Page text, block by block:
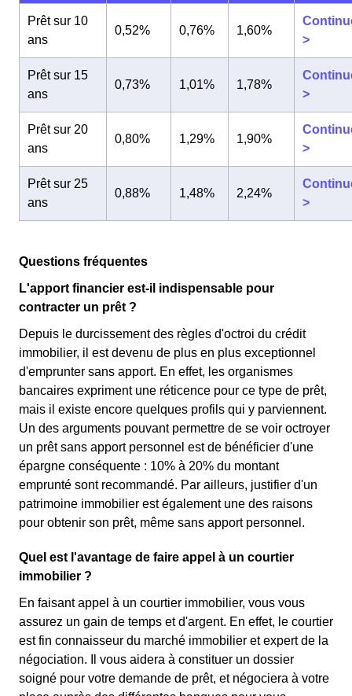
Prêt sur 10
ans
0,52% 0,76% 1,60%
>
Prêt sur 15
ans
0,73% 1,01% 1,78%
>
Prêt sur 20
ans
0,80% 1,29% 1,90%
>
Prêt sur 25
ans
0,88% 1,48% 2,24%
>
Questions fréquentes
L'apport financier est-il indispensable pour
contracter un prêt ?
Depuis le durcissement des règles d'octroi du crédit
immobilier, il est devenu de plus en plus exceptionnel
d'emprunter sans apport. En effet, les organismes
bancaires expriment une réticence pour ce type de prêt,
mais il existe encore quelques profils qui y parviennent.
Un des arguments pouvant permettre de se voir octroyer
un prêt sans apport personnel est de bénéficier d'une
épargne conséquente : 10% à 20% du montant
emprunté sont recommandé. Par ailleurs, justifier d'un
patrimoine immobilier est également une des raisons
pour obtenir son prêt, même sans apport personnel.
Quel est l'avantage de faire appel à un courtier
immobilier ?
En faisant appel à un courtier immobilier, vous vous
assurez un gain de temps et d'argent. En effet, le courtier
est fin connaisseur du marché immobilier et expert de la
négociation. Il vous aidera à constituer un dossier
soigné pour votre demande de prêt, et négociera à votre